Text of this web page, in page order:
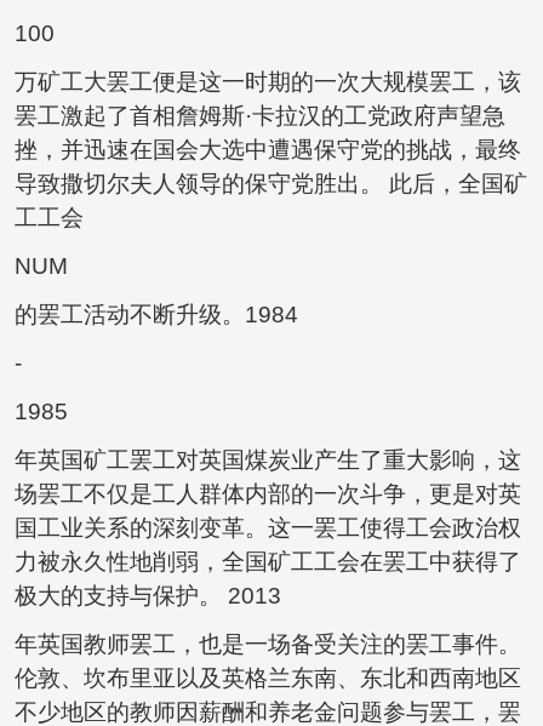
100
万矿工大罢工便是这一时期的一次大规模罢工，该
罢工激起了首相詹姆斯·卡拉汉的工党政府声望急
挫，并迅速在国会大选中遭遇保守党的挑战，最终
导致撒切尔夫人领导的保守党胜出。 此后，全国矿
工工会
NUM
的罢工活动不断升级。1984
-
1985
年英国矿工罢工对英国煤炭业产生了重大影响，这
场罢工不仅是工人群体内部的一次斗争，更是对英
国工业关系的深刻变革。这一罢工使得工会政治权
力被永久性地削弱，全国矿工工会在罢工中获得了
极大的支持与保护。 2013
年英国教师罢工，也是一场备受关注的罢工事件。
伦敦、坎布里亚以及英格兰东南、东北和西南地区
不少地区的教师因薪酬和养老金问题参与罢工，罢